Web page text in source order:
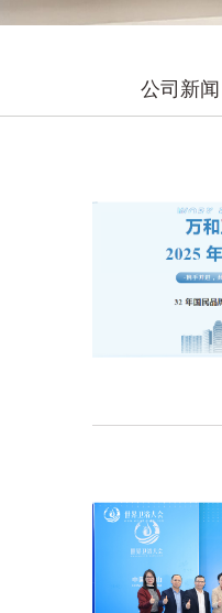
公司新闻